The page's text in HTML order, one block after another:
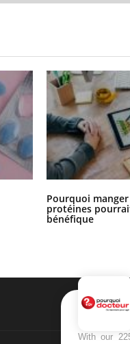
Pourquoi
protéines
bénéfique
With our